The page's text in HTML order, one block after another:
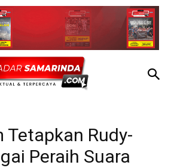
Tetapkan Rudy-
Peraih Suara